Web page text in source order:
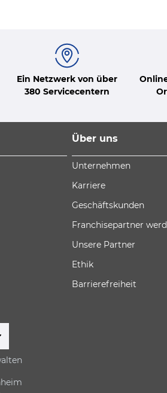
Ein Netzwerk von über
380 Servicecentern
Über uns
Unternehmen
Karriere
Geschäftskunden
Franchisepartner
Unsere Partner
Ethik
Barrierefreiheit